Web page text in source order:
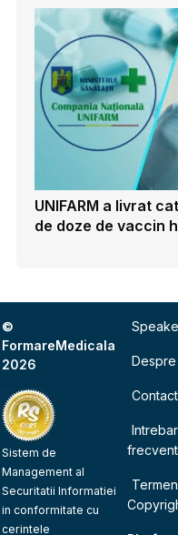
UNIFARM a livrat
de doze de vaccin
©
FormareMedicala
2026
Sistem de
Management al
Securitatii Informatiei
in conformitate cu
cerintele
Despre
Contact